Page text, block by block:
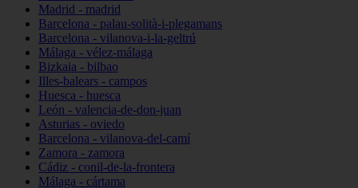
Madrid - madrid
Barcelona - palau-solità-i-plegamans
Barcelona - vilanova-i-la-geltrú
Málaga - vélez-málaga
Bizkaia - bilbao
Illes-balears - campos
Huesca - huesca
León - valencia-de-don-juan
Asturias - oviedo
Barcelona - vilanova-del-camí
Zamora - zamora
Cádiz - conil-de-la-frontera
Málaga - cártama